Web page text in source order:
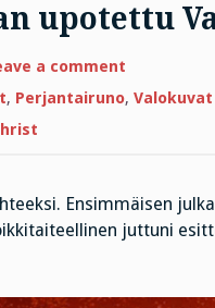
upotettu
a commenton
Virtsaan
upotettu
, Perjantairuno, Valokuvat
Ensimmäisen
juttuni